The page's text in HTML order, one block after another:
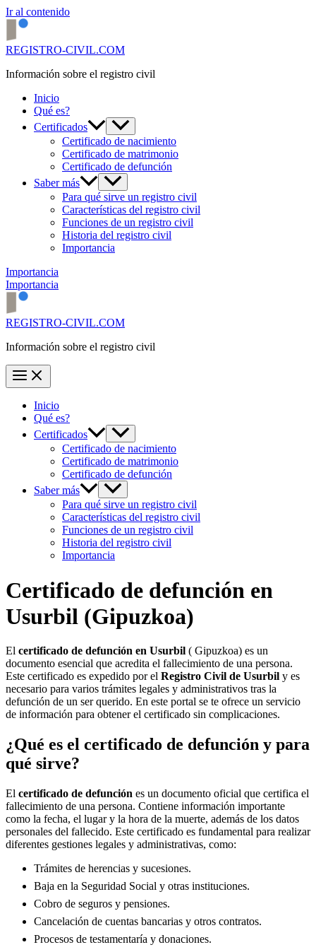
Ir al contenido
REGISTRO-CIVIL.COM
Información sobre el registro civil
Inicio
Qué es?
Certificados
Certificado de nacimiento
Certificado de matrimonio
Certificado de defunción
Saber más
Para qué sirve un registro civil
Características del registro civil
Funciones de un registro civil
Historia del registro civil
Importancia
Importancia
Importancia
REGISTRO-CIVIL.COM
Información sobre el registro civil
Inicio
Qué es?
Certificados
Certificado de nacimiento
Certificado de matrimonio
Certificado de defunción
Saber más
Para qué sirve un registro civil
Características del registro civil
Funciones de un registro civil
Historia del registro civil
Importancia
Certificado de defunción en
Usurbil (Gipuzkoa)
El certificado de defunción en Usurbil ( Gipuzkoa) es un
documento esencial que acredita el fallecimiento de una persona.
Este certificado es expedido por el Registro Civil de Usurbil y es
necesario para varios trámites legales y administrativos tras la
defunción de un ser querido. En este portal se te ofrece un servicio
de información para obtener el certificado sin complicaciones.
¿Qué es el certificado de defunción y para
qué sirve?
El certificado de defunción es un documento oficial que certifica el
fallecimiento de una persona. Contiene información importante
como la fecha, el lugar y la hora de la muerte, además de los datos
personales del fallecido. Este certificado es fundamental para realizar
diferentes gestiones legales y administrativas, como:
Trámites de herencias y sucesiones.
Baja en la Seguridad Social y otras instituciones.
Cobro de seguros y pensiones.
Cancelación de cuentas bancarias y otros contratos.
Procesos de testamentaría y donaciones.